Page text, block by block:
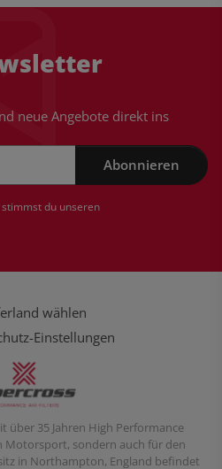
neue Angebote direkt ins
Abonnieren
du unseren
wählen
Einstellungen
über 35 Jahren High Performance
sondern auch für den
in Northampton, England befindet